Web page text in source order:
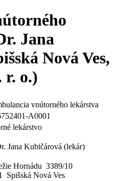
Jana
Nová Ves,
r. o.)
vnútorného lekárstva
A0001
lekárstvo
Jana Kubičárová (lekár)
Hornádu 3389/10
Spišská Nová Ves